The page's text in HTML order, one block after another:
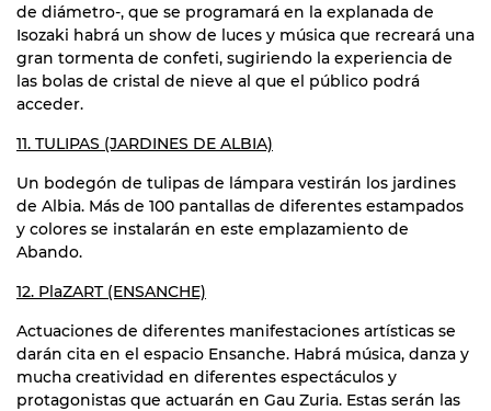
de diámetro-, que se programará en la explanada de
Isozaki habrá un show de luces y música que recreará una
gran tormenta de confeti, sugiriendo la experiencia de
las bolas de cristal de nieve al que el público podrá
acceder.
11. TULIPAS (JARDINES DE ALBIA)
Un bodegón de tulipas de lámpara vestirán los jardines
de Albia. Más de 100 pantallas de diferentes estampados
y colores se instalarán en este emplazamiento de
Abando.
12. PlaZART (ENSANCHE)
Actuaciones de diferentes manifestaciones artísticas se
darán cita en el espacio Ensanche. Habrá música, danza y
mucha creatividad en diferentes espectáculos y
protagonistas que actuarán en Gau Zuria. Estas serán las